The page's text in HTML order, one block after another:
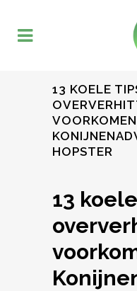
13 KOELE
VOORKOMEN |
HOPSTER
13